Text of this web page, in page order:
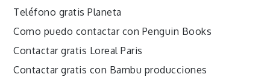
Teléfono gratis Planeta
Como puedo contactar con Penguin Books
Contactar gratis Loreal Paris
Contactar gratis con Bambu producciones